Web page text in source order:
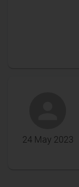
24 May 2023